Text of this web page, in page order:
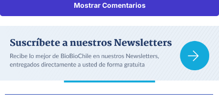
Mostrar Comentarios